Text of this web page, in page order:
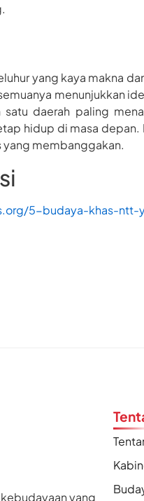
yang kaya makna
menunjukkan
daerah paling
hidup di masa
membanggakan.
5-budaya-khas-
yang